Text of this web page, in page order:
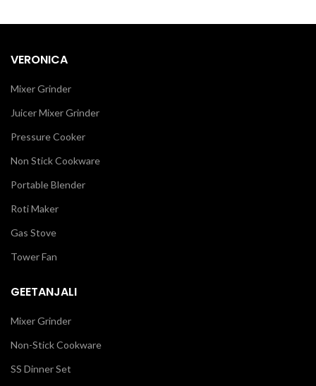
VERONICA
Mixer Grinder
Juicer Mixer Grinder
Pressure Cooker
Non Stick Cookware
Portable Blender
Roti Maker
Gas Stove
Tower Fan
GEETANJALI
Mixer Grinder
Non-Stick Cookware
SS Dinner Set